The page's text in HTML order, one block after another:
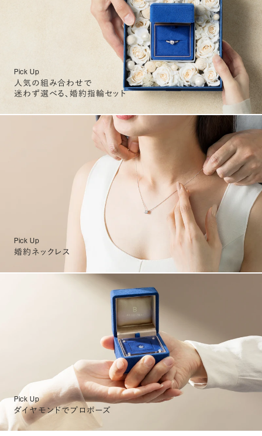
Pick Up
人気の組み合わせで
迷わず選べる、婚約指輪セット
Pick Up
婚約ネックレス
Pick Up
ダイヤモンドでプロポーズ